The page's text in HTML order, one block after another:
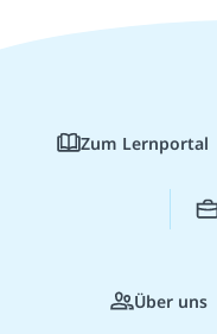
Zum Lernportal
Über uns